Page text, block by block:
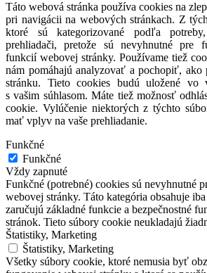
Táto webová stránka používa cookies na
pri navigácii na webových stránkach. Z
ktoré sú kategorizované podľa
prehliadači, pretože sú nevyhnutné pre
funkcií webovej stránky. Používame tiež
nám pomáhajú analyzovať a pochopiť, ako
stránku. Tieto cookies budú uložené vo
s vašim súhlasom. Máte tiež možnosť
cookie. Vylúčenie niektorých z týchto
mať vplyv na vaše prehliadanie.
Funkčné
Funkčné
Vždy zapnuté
Funkčné (potrebné) cookies sú nevyhnutné
webovej stránky. Táto kategória obsahuje
zaručujú základné funkcie a bezpečnostné
stránok. Tieto súbory cookie neukladajú
Štatistiky, Marketing
Štatistiky, Marketing
Všetky súbory cookie, ktoré nemusia byť